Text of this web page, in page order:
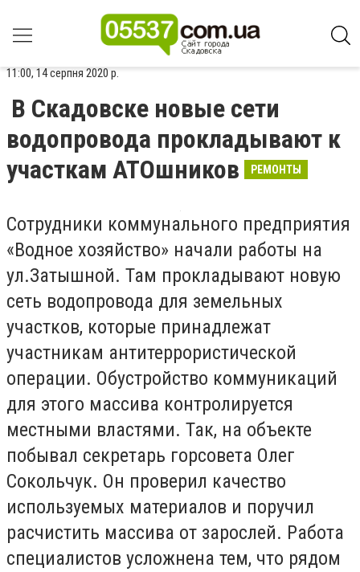
11:00, 14 серпня 2020 р.
В Скадовске новые сети
водопровода прокладывают к
участкам АТОшников
РЕМОНТЫ
Сотрудники коммунального предприятия
«Водное хозяйство» начали работы на
ул.Затышной. Там прокладывают новую
сеть водопровода для земельных
участков, которые принадлежат
участникам антитеррористической
операции. Обустройство коммуникаций
для этого массива контролируется
местными властями. Так, на объекте
побывал секретарь горсовета Олег
Сокольчук. Он проверил качество
используемых материалов и поручил
расчистить массива от зарослей. Работа
специалистов усложнена тем, что рядом